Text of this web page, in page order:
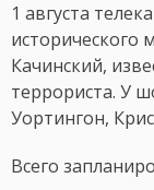
1 августа
исторического
Качинский,
террориста. У
Уортингон,
Всего